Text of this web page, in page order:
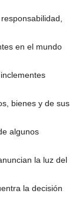
en el mundo
bienes y de sus
algunos
la luz del
la decisión